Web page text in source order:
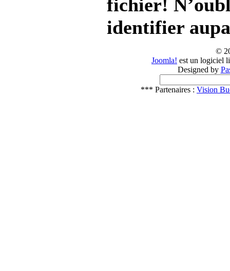
fichier!
identifier
©
Joomla! est un logiciel
Designed by
*** Partenaires : Vision